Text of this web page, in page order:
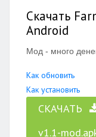
Скачать
Android
Мод - много
Как обновить
Как установить
СКАЧАТЬ
v1.1-